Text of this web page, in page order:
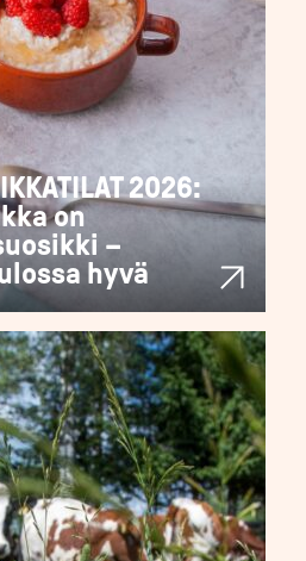
2026:
on
–
hyvä